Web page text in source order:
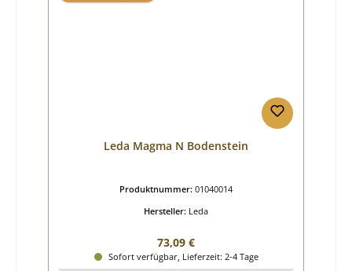
Leda Magma N Bodenstein
Produktnummer: 01040014
Hersteller: Leda
Regulärer Preis:
73,09 €
Sofort verfügbar, Lieferzeit: 2-4 Tage